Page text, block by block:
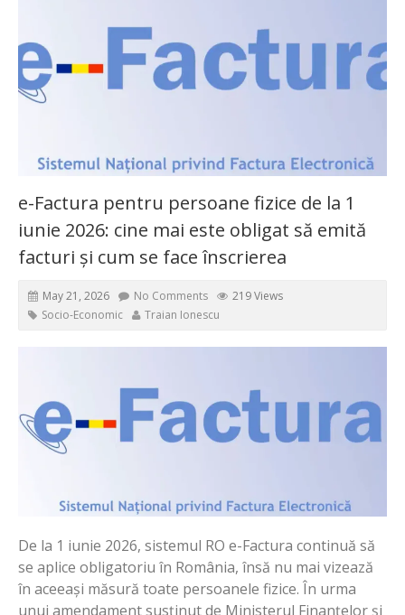
e-Factura pentru persoane fizice de la 1
iunie 2026: cine mai este obligat să emită
facturi și cum se face înscrierea
May 21, 2026 No Comments
219 Views
Socio-Economic
Traian Ionescu
De la 1 iunie 2026, sistemul RO e-Factura continuă să
se aplice obligatoriu în România, însă nu mai vizează
în aceeași măsură toate persoanele fizice. În urma
unui amendament susținut de Ministerul Finanțelor și